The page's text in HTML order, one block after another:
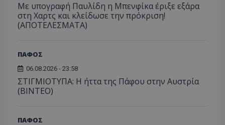
Με υπογραφή Παυλίδη η Μπενφίκα έριξε εξάρα
στη Χαρτς και κλείδωσε την πρόκριση!
(ΑΠΟΤΕΛΕΣΜΑΤΑ)
ΠΑΦΟΣ
06.08.2026 - 23:58
ΣΤΙΓΜΙΟΤΥΠΑ: Η ήττα της Πάφου στην Αυστρία
(ΒΙΝΤΕΟ)
ΠΑΦΟΣ